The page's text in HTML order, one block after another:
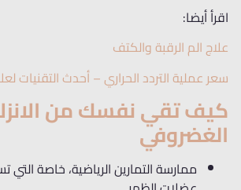
اقرأ أيضا:
علاج الم الرقبة والكتف
سعر عملية التردد الحراري – أحدث التقنيات
كيف تقي نفسك من
الغضروفي
ممارسة التمارين الرياضية، خاصة التي